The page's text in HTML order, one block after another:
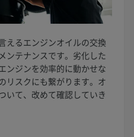
えるエンジンオイルの交換
ンテナンスです。劣化した
ンジンを効率的に動かせな
リスクにも繋がります。オ
いて、改めて確認していき